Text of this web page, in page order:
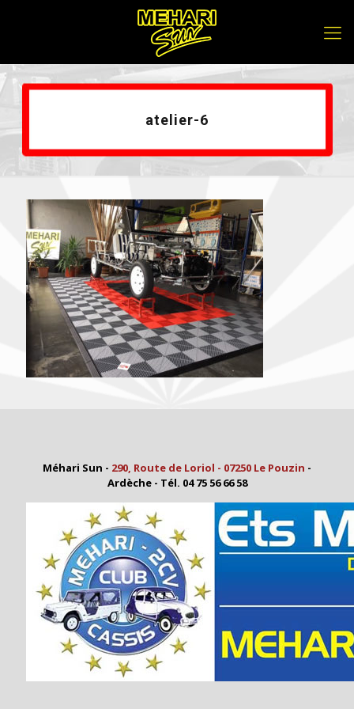
atelier-6
Méhari Sun - 290, Route de Loriol - 07250 Le Pouzin -
Ardèche - Tél. 04 75 56 66 58